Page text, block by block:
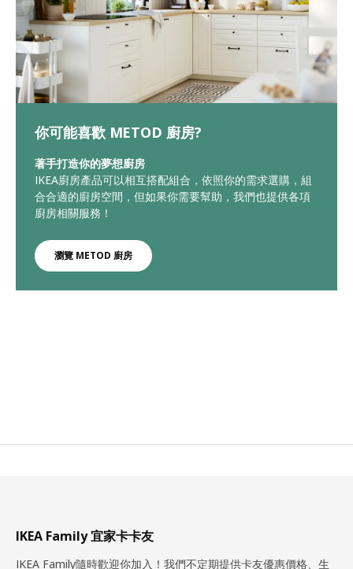
你可能喜歡 METOD 廚房?
著手打造你的夢想廚房
IKEA廚房產品可以相互搭配組合，依照你的需求選購，組
合合適的廚房空間，但如果你需要幫助，我們也提供各項
廚房相關服務！
瀏覽 METOD 廚房
IKEA Family 宜家卡卡友
IKEA Family隨時歡迎你加入！我們不定期提供卡友優惠價格、生